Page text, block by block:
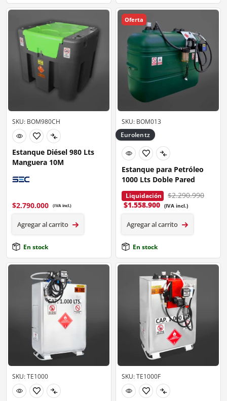
SKU: BOM980CH
Estanque Diésel 980 Lts
Manguera 10M
$2.790.000 (IVA incl.)
Agregar al carrito
En stock
Oferta
SKU: BOM013
Eurolentz
Estanque para Petróleo
1000 Lts Doble Pared
Liquidación
$2.290.990
$1.558.900 (IVA incl.)
Agregar al carrito
En stock
SKU: TE1000 SKU: TE1000F